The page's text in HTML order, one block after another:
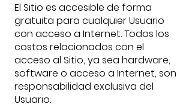
El Sitio es accesible de forma
gratuita para cualquier Usuario
con acceso a Internet. Todos los
costos relacionados con el
acceso al Sitio, ya sea hardware,
software o acceso a Internet, son
responsabilidad exclusiva del
Usuario.